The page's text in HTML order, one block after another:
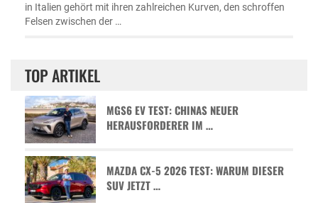
in Italien gehört mit ihren zahlreichen Kurven, den schroffen
Felsen zwischen der …
TOP ARTIKEL
MGS6 EV TEST: CHINAS NEUER
HERAUSFORDERER IM …
MAZDA CX-5 2026 TEST: WARUM DIESER
SUV JETZT …